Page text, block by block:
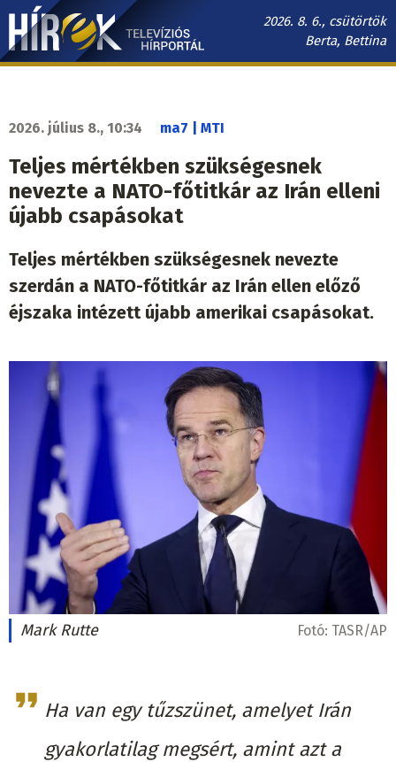
Ugrás
tartalomra
2026. 8. 6., csütörtök
Berta, Bettina
Hírek.sk
navigáció
2026. július 8., 10:34 ma7 | MTI
Teljes mértékben szükségesnek
nevezte a NATO-főtitkár az Irán elleni
újabb csapásokat
Teljes mértékben szükségesnek nevezte
szerdán a NATO-főtitkár az Irán ellen előző
éjszaka intézett újabb amerikai csapásokat.
Mark Rutte Fotó: TASR/AP
Ha van egy tűzszünet, amelyet Irán
gyakorlatilag megsért, amint azt a